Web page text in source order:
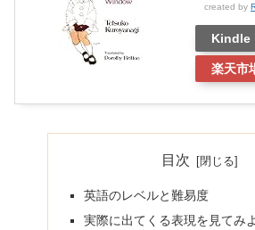
created by
Kindle
楽天市
目次
英語のレベルと難易度
実際に出てくる表現を見てみ